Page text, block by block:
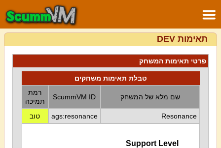
תאימות DEV
פרטי תאימות המשחק
טבלת תאימות משחקים
שם מלא של המשחק ScummVM ID
רמת
תמיכה
Resonance
ags:resonance טוב
Support Level